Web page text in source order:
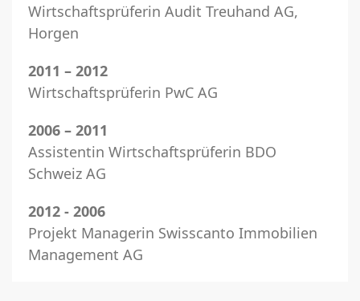
Wirtschaftsprüferin Audit Treuhand AG,
Horgen
2011 – 2012
Wirtschaftsprüferin PwC AG
2006 – 2011
Assistentin Wirtschaftsprüferin BDO
Schweiz AG
2012 - 2006
Projekt Managerin Swisscanto Immobilien
Management AG